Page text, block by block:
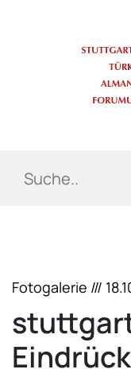
Fotogalerie ///